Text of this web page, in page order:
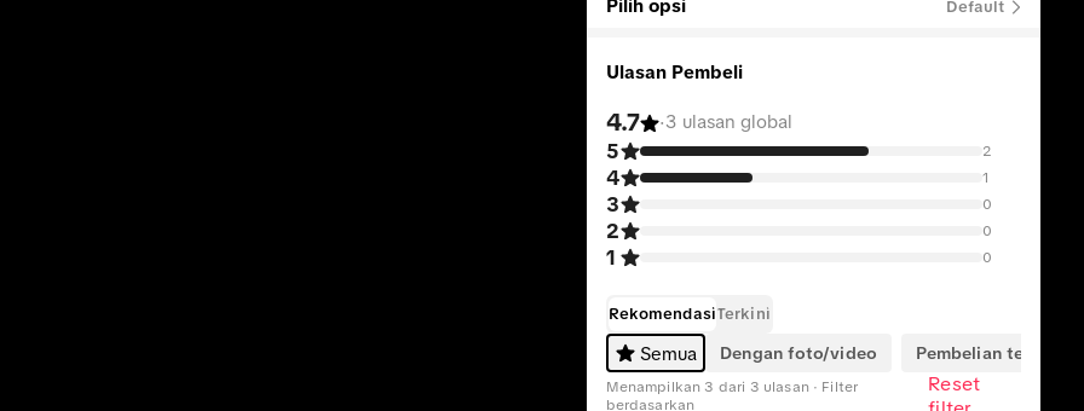
Pilih opsi Default
Ulasan Pembeli
4.7 ·3 ulasan global
5 2
4 1
3 0
2 0
1 0
RekomendasiTerkini
Semua
Dengan foto/video Pembelian
Menampilkan 3 dari 3 ulasan · Filter
berdasarkan
Reset